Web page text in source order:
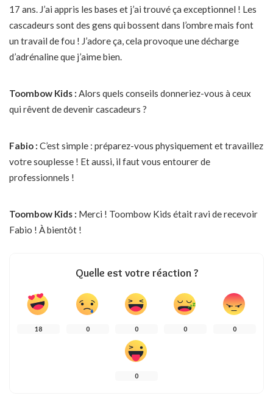
17 ans. J’ai appris les bases et j’ai trouvé ça exceptionnel ! Les
cascadeurs sont des gens qui bossent dans l’ombre mais font
un travail de fou ! J’adore ça, cela provoque une décharge
d’adrénaline que j’aime bien.
Toombow Kids : Alors quels conseils donneriez-vous à ceux
qui rêvent de devenir cascadeurs ?
Fabio : C’est simple : préparez-vous physiquement et travaillez
votre souplesse ! Et aussi, il faut vous entourer de
professionnels !
Toombow Kids : Merci ! Toombow Kids était ravi de recevoir
Fabio ! À bientôt !
Quelle est votre réaction ?
18 0 0 0 0
0